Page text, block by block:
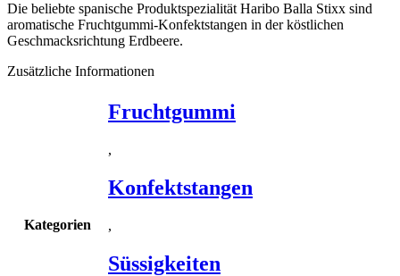
Die beliebte spanische Produktspezialität Haribo Balla Stixx sind
aromatische Fruchtgummi-Konfektstangen in der köstlichen
Geschmacksrichtung Erdbeere.
Zusätzliche Informationen
Kategorien
Fruchtgummi
,
Konfektstangen
,
Süssigkeiten